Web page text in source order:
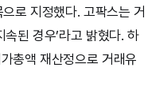
로 지정했다. 고팍스는 거
된 경우’라고 밝혔다. 하
총액 재산정으로 거래유